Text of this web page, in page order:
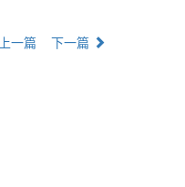
上一篇 下一篇